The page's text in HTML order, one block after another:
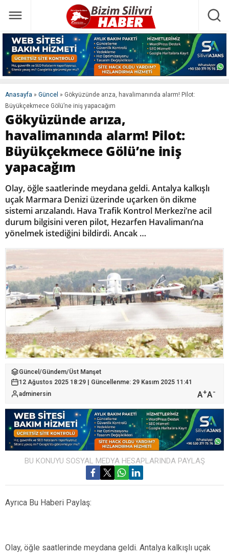
Anasayfa » Güncel » Gökyüzünde arıza, havalimanında alarm! Pilot:
Büyükçekmece Gölü’ne iniş yapacağım
Gökyüzünde arıza,
havalimanında alarm! Pilot:
Büyükçekmece Gölü’ne iniş
yapacağım
Olay, öğle saatlerinde meydana geldi. Antalya kalkışlı
uçak Marmara Denizi üzerinde uçarken ön dikme
sistemi arızalandı. Hava Trafik Kontrol Merkezi’ne acil
durum bilgisini veren pilot, Hezarfen Havalimanı’na
yönelmek istediğini bildirdi. Ancak …
Güncel /Gündem/Üst Manşet
12 Ağustos 2025 18:29 | Güncellenme: 29 Kasım 2025 11:41
adminersin
A+A-
BU KONUYU SOSYAL MEDYA HESAPLARINDA PAYLAŞ
Ayrıca Bu Haberi Paylaş:
Olay, öğle saatlerinde meydana geldi. Antalya kalkışlı uçak